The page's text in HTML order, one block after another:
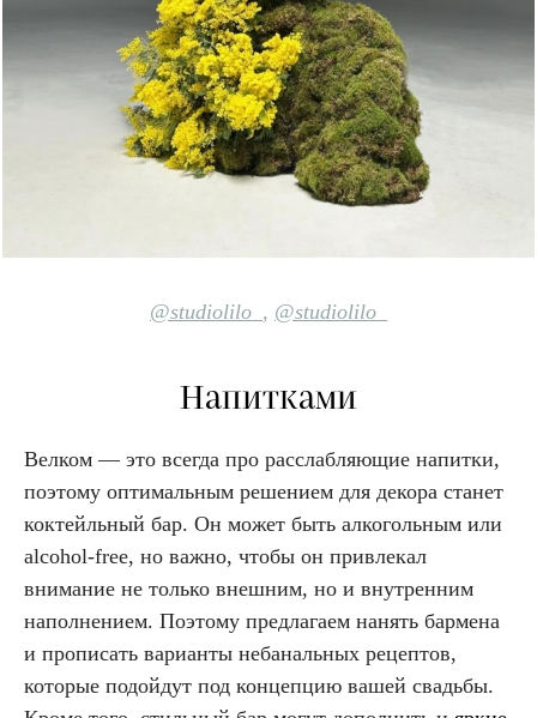
@studiolilo_ , @studiolilo_
Напитками
Велком — это всегда про расслабляющие напитки,
поэтому оптимальным решением для декора станет
коктейльный бар. Он может быть алкогольным или
alcohol-free, но важно, чтобы он привлекал
внимание не только внешним, но и внутренним
наполнением. Поэтому предлагаем нанять бармена
и прописать варианты небанальных рецептов,
которые подойдут под концепцию вашей свадьбы.